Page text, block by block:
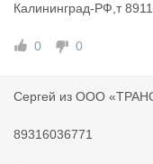
Калининград-РФ,т
0 0
Сергей из ООО
89316036771